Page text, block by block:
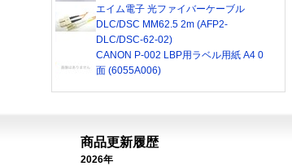
エイム電子 光ファイバーケーブル
DLC/DSC MM62.5 2m (AFP2-
DLC/DSC-62-02)
CANON P-002 LBP用ラベル用紙 A4 0
面 (6055A006)
商品更新履歴
2026年